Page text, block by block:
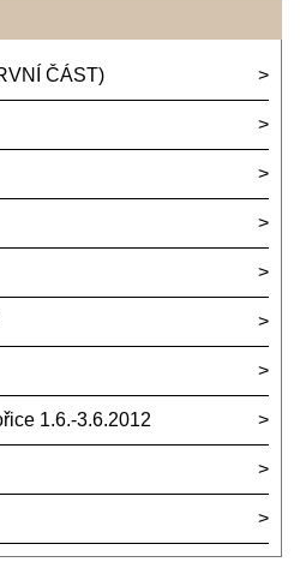
ČÁST)
1.6.-3.6.2012